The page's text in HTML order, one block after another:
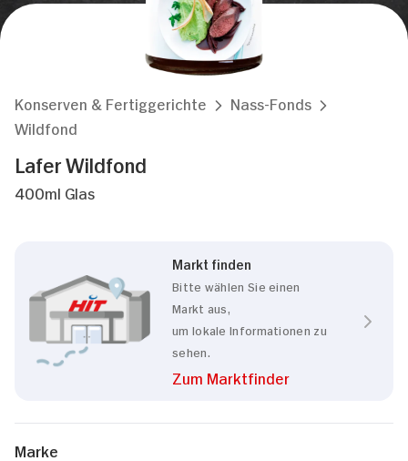
Konserven & Fertiggerichte
Nass-Fonds
Wildfond
Lafer Wildfond
400ml Glas
Markt finden
Bitte wählen Sie einen
Markt aus,
um lokale Informationen zu
sehen.
Zum Marktfinder
Marke